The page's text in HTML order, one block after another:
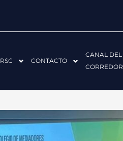
RSC CONTACTO
CANAL DEL
CORREDOR